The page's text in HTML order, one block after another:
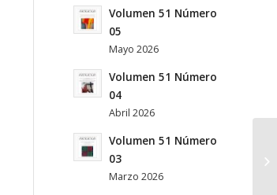
Volumen 51 Número
05
Mayo 2026
Volumen 51 Número
04
Abril 2026
Volumen 51 Número
03
Marzo 2026